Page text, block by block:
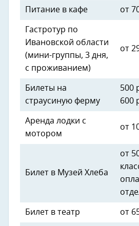
Питание в кафе от
Гастротур по
Ивановской области
(мини-группы, 3 дня,
с проживанием)
от
Билеты на
страусиную ферму
500
600
Аренда лодки с
мотором
от
Билет в Музей Хлеба
от
Билет в театр от